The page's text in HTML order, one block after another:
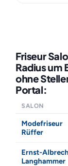
Friseur
Radius um
ohne
Portal:
SALON
Modefriseur
Rüffer
Ernst-
Langhammer